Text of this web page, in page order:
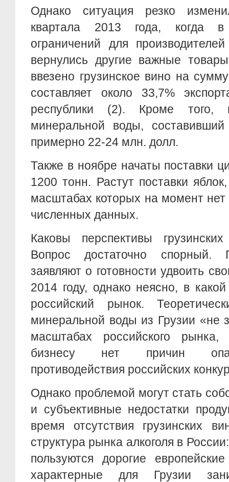
Однако ситуация резко
квартала 2013 года, когда в
ограничений для
вернулись другие важные
ввезено грузинское вино на
составляет около 33,7%
республики (2). Кроме того,
минеральной воды,
примерно 22-24 млн. долл.
Также в ноябре начаты поставки
1200 тонн. Растут поставки
масштабах которых на момент
численных данных.
Каковы перспективы
Вопрос достаточно спорный.
заявляют о готовности удвоить
2014 году, однако неясно, в
российский рынок.
минеральной воды из Грузии «не
масштабах российского рынка,
бизнесу нет причин
противодействия российских
Однако проблемой могут стать
и субъективные недостатки
время отсутствия грузинских
структура рынка алкоголя в
пользуются дорогие
характерные для Грузии